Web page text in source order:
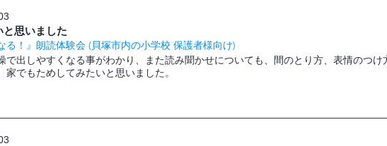
思いました
る！』朗読体験会 (貝塚市内の小学校 保護者様向け)
で出しやすくなる事がわかり、また読み聞かせについても、間のとり方、表情のつ
家でもためしてみたいと思いました。